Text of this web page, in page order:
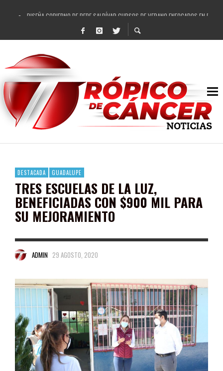
DISEÑA GOBIERNO DE PEPE SALDÍVAR CURSOS DE VERANO ENFOCADOS EN
REFRENDAN LOS 28 DELEGADOS Y 14 COMISARIADOS DE GUADALUPE APOYO A
FORTALECE GOBIERNO DE PEPE SALDÍVAR LA EDUCACIÓN EN LA ZACATECANA
GOBIERNO DE PEPE SALDÍVAR Y GRUPO FEMSA GENERAN MÁS DE 3 MIL EMPLEOS
CUARTA FERIA EXPO AGROPECUARIA TRAJO BENEFICIO DIRECTO A GUADALUPE:
RECONOCE PEPE SALDÍVAR A ARTISTA ZACATECANA VICTORIA HERNÁNDEZ
EGRESA GOBIERNO DE PEPE SALDÍVAR A 500 NUEVAS EMPRESARIAS
SON MUJERES GUADALUPENSES PRINCIPALES BENEFICIADAS DEL PROGRAMA
DESTACADA GUADALUPE
TRES ESCUELAS DE LA LUZ,
BENEFICIADAS CON $900 MIL PARA
SU MEJORAMIENTO
ADMIN 29 AGOSTO, 2020